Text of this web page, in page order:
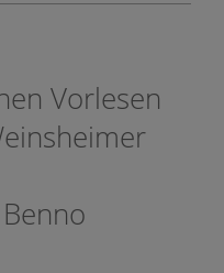
Vorlesen